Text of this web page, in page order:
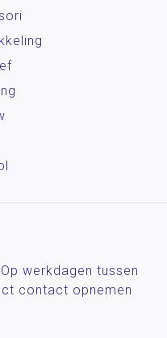
werkdagen tussen
contact opnemen